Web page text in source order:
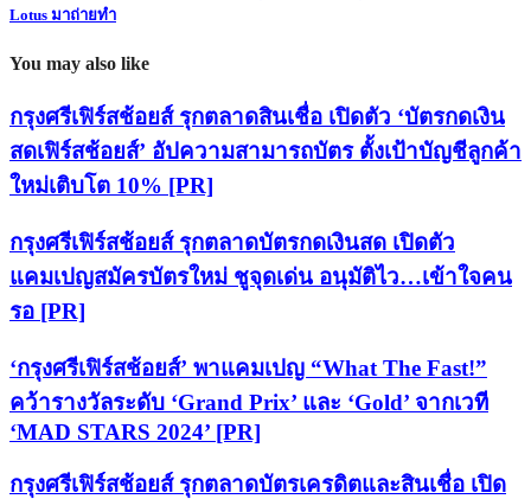
Lotus มาถ่ายทำ
You may also like
กรุงศรีเฟิร์สช้อยส์ รุกตลาดสินเชื่อ เปิดตัว ‘บัตรกดเงิน
สดเฟิร์สช้อยส์’ อัปความสามารถบัตร ตั้งเป้าบัญชีลูกค้า
ใหม่เติบโต 10% [PR]
กรุงศรีเฟิร์สช้อยส์ รุกตลาดบัตรกดเงินสด เปิดตัว
แคมเปญสมัครบัตรใหม่ ชูจุดเด่น อนุมัติไว…เข้าใจคน
รอ [PR]
‘กรุงศรีเฟิร์สช้อยส์’ พาแคมเปญ “What The Fast!”
คว้ารางวัลระดับ ‘Grand Prix’ และ ‘Gold’ จากเวที
‘MAD STARS 2024’ [PR]
กรุงศรีเฟิร์สช้อยส์ รุกตลาดบัตรเครดิตและสินเชื่อ เปิด